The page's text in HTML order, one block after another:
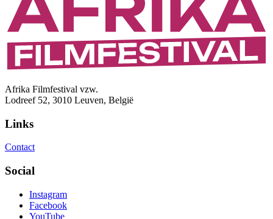
Afrika Filmfestival vzw.
Lodreef 52, 3010 Leuven, België
Links
Contact
Social
Instagram
Facebook
YouTube